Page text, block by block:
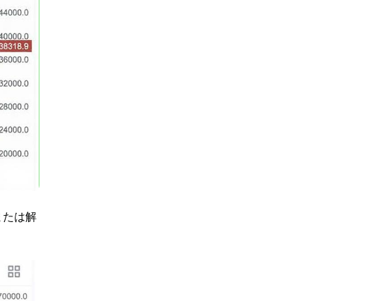
は解